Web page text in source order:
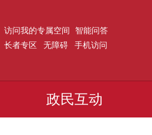
访问我的专属空间
智能问答
长者专区
无障碍 手机访问
政民互动